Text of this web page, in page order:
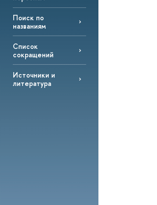
Поиск по
названиям
Список
сокращений
Источники и
литература